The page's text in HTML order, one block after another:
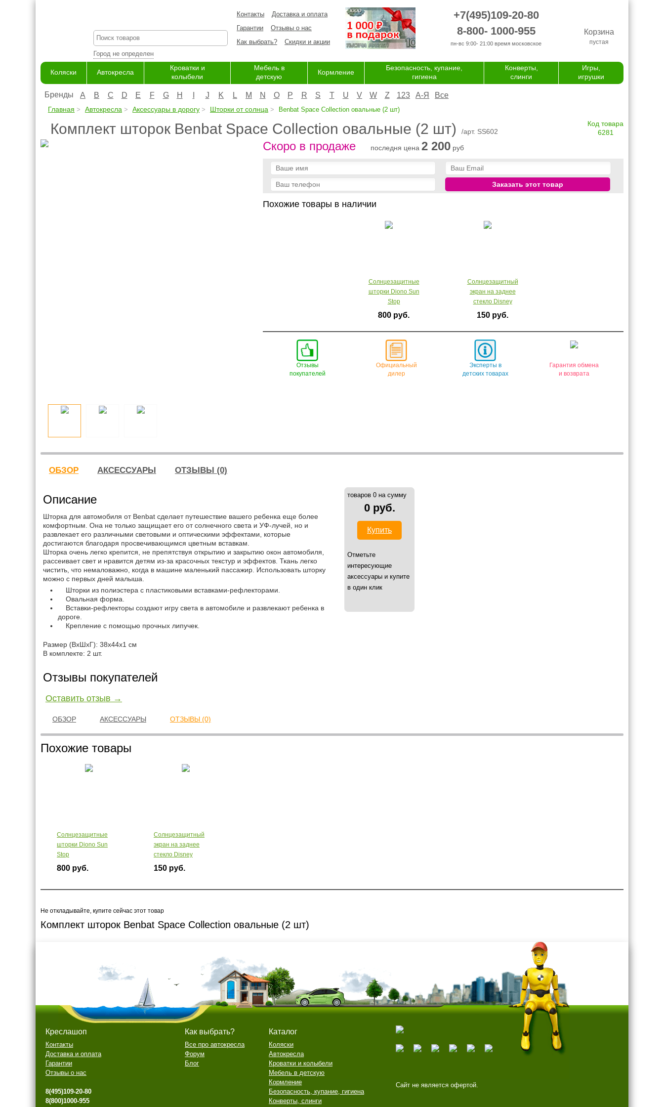
Город не определен
Контакты
Доставка и оплата
Гарантии
Отзывы о нас
Как выбрать?
Скидки и акции
+7(495)109-20-80
8-800- 1000-955
пн-вс 9:00- 21:00 время московское
Корзина
пустая
Коляски Автокресла
Кроватки и
колыбели
Мебель в
детскую
Кормление
Безопасность, купание,
гигиена
Конверты,
слинги
Игры,
игрушки
Бренды A B C D E F G H J K L M N O P R S T U V W Z 123 А-Я Все
Главная Автокресла Аксессуары в дорогу Шторки от солнца Benbat Space Collection овальные (2 шт)
Комплект шторок Benbat Space Collection овальные (2 шт) /арт. SS602
Код товара
6281
Скоро в продаже последня цена 2 200 руб
Заказать этот товар
Похожие товары в наличии
Солнцезащитные
шторки Diono Sun
Stop
800 руб.
Солнцезащитный
экран на заднее
стекло Disney
150 руб.
Отзывы
покупателей
Официальный
дилер
Эксперты в
детских товарах
Гарантия обмена
и возврата
ОБЗОР АКСЕССУАРЫ ОТЗЫВЫ (0)
Описание
Шторка для автомобиля от Benbat сделает путешествие вашего ребенка еще более
комфортным. Она не только защищает его от солнечного света и УФ-лучей, но и
развлекает его различными световыми и оптическими эффектами, которые
достигаются благодаря просвечивающимся цветным вставкам.
Шторка очень легко крепится, не препятствуя открытию и закрытию окон автомобиля,
рассеивает свет и нравится детям из-за красочных текстур и эффектов. Ткань легко
чистить, что немаловажно, когда в машине маленький пассажир. Использовать шторку
можно с первых дней малыша.
Шторки из полиэстера с пластиковыми вставками-рефлекторами.
Овальная форма.
Вставки-рефлекторы создают игру света в автомобиле и развлекают ребенка в
дороге.
Крепление с помощью прочных липучек.
Размер (ВхШхГ): 38x44x1 см
В комплекте: 2 шт.
Отзывы покупателей
Оставить отзыв →
товаров 0 на сумму
0 руб.
Купить
Отметьте
интересующие
аксессуары и купите
в один клик
ОБЗОР АКСЕССУАРЫ ОТЗЫВЫ (0)
Похожие товары
Солнцезащитные
шторки Diono Sun
Stop
800 руб.
Солнцезащитный
экран на заднее
стекло Disney
150 руб.
Не откладывайте, купите сейчас этот товар
Комплект шторок Benbat Space Collection овальные (2 шт)
Креслашоп
Контакты
Доставка и оплата
Гарантии
Отзывы о нас
8(495)109-20-80
8(800)1000-955
Как выбрать?
Все про автокресла
Форум
Блог
Каталог
Коляски
Автокресла
Кроватки и колыбели
Мебель в детскую
Кормление
Безопасность, купание, гигиена
Конверты, слинги
Сайт не является офертой.